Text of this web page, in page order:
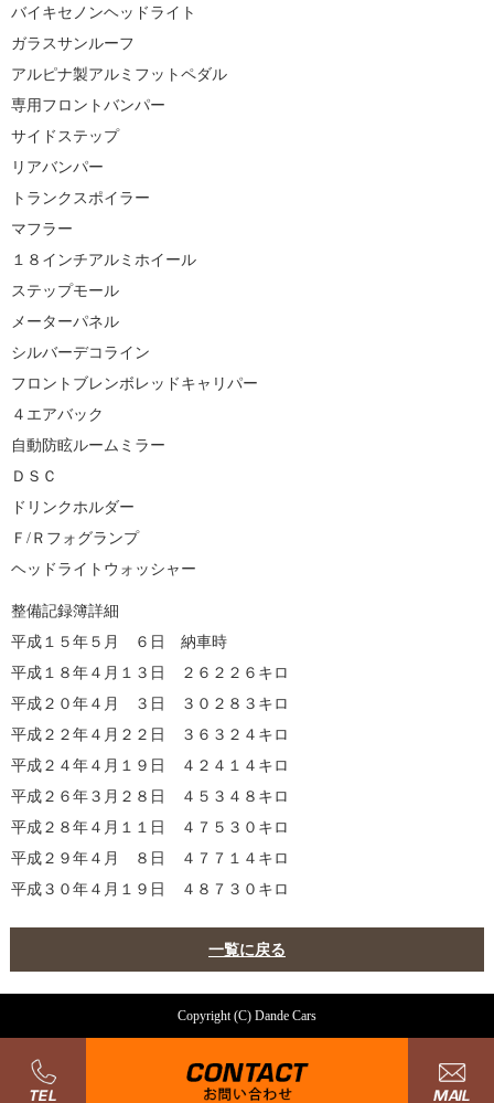
バイキセノンヘッドライト
ガラスサンルーフ
アルピナ製アルミフットペダル
専用フロントバンパー
サイドステップ
リアバンパー
トランクスポイラー
マフラー
１８インチアルミホイール
ステップモール
メーターパネル
シルバーデコライン
フロントブレンボレッドキャリパー
４エアバック
自動防眩ルームミラー
ＤＳＣ
ドリンクホルダー
Ｆ/Ｒフォグランプ
ヘッドライトウォッシャー
整備記録簿詳細
平成１５年５月 ６日 納車時
平成１８年４月１３日 ２６２２６キロ
平成２０年４月 ３日 ３０２８３キロ
平成２２年４月２２日 ３６３２４キロ
平成２４年４月１９日 ４２４１４キロ
平成２６年３月２８日 ４５３４８キロ
平成２８年４月１１日 ４７５３０キロ
平成２９年４月 ８日 ４７７１４キロ
平成３０年４月１９日 ４８７３０キロ
一覧に戻る
Copyright (C) Dande Cars